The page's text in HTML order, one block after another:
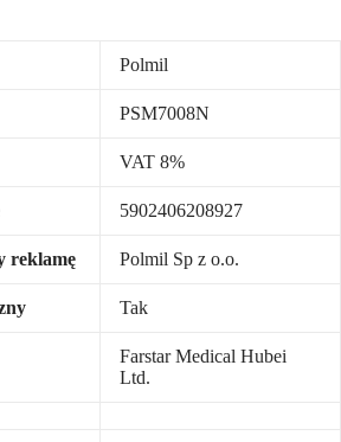
Polmil
PSM7008N
VAT 8%
5902406208927
reklamę Polmil Sp z o.o.
Tak
Farstar Medical Hubei
Ltd.